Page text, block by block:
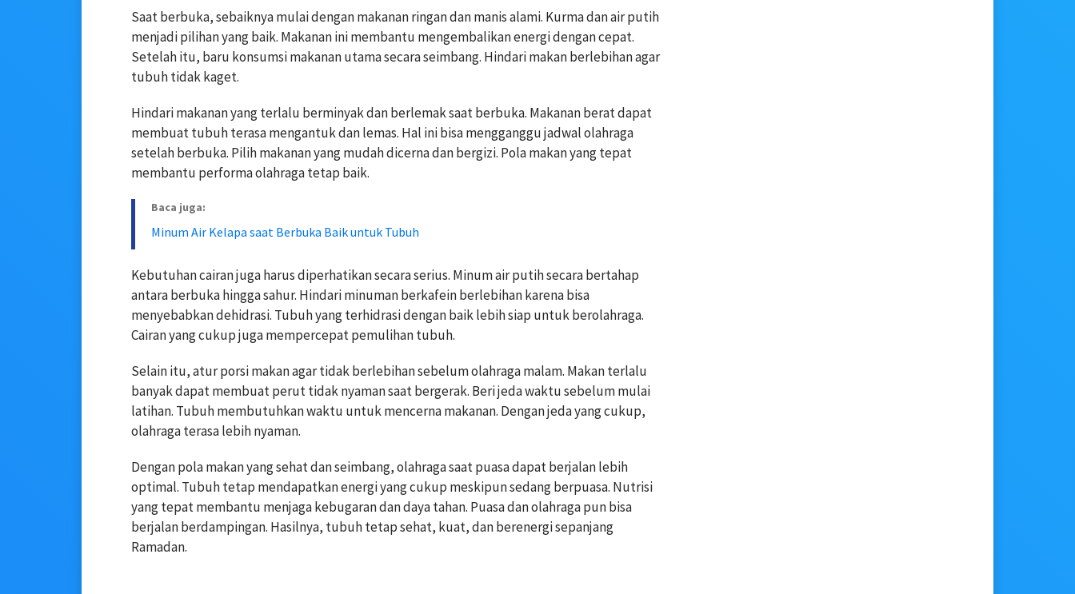
Saat berbuka, sebaiknya mulai dengan makanan ringan dan manis alami. Kurma dan air putih
menjadi pilihan yang baik. Makanan ini membantu mengembalikan energi dengan cepat.
Setelah itu, baru konsumsi makanan utama secara seimbang. Hindari makan berlebihan agar
tubuh tidak kaget.
Hindari makanan yang terlalu berminyak dan berlemak saat berbuka. Makanan berat dapat
membuat tubuh terasa mengantuk dan lemas. Hal ini bisa mengganggu jadwal olahraga
setelah berbuka. Pilih makanan yang mudah dicerna dan bergizi. Pola makan yang tepat
membantu performa olahraga tetap baik.
Baca juga:
Minum Air Kelapa saat Berbuka Baik untuk Tubuh
Kebutuhan cairan juga harus diperhatikan secara serius. Minum air putih secara bertahap
antara berbuka hingga sahur. Hindari minuman berkafein berlebihan karena bisa
menyebabkan dehidrasi. Tubuh yang terhidrasi dengan baik lebih siap untuk berolahraga.
Cairan yang cukup juga mempercepat pemulihan tubuh.
Selain itu, atur porsi makan agar tidak berlebihan sebelum olahraga malam. Makan terlalu
banyak dapat membuat perut tidak nyaman saat bergerak. Beri jeda waktu sebelum mulai
latihan. Tubuh membutuhkan waktu untuk mencerna makanan. Dengan jeda yang cukup,
olahraga terasa lebih nyaman.
Dengan pola makan yang sehat dan seimbang, olahraga saat puasa dapat berjalan lebih
optimal. Tubuh tetap mendapatkan energi yang cukup meskipun sedang berpuasa. Nutrisi
yang tepat membantu menjaga kebugaran dan daya tahan. Puasa dan olahraga pun bisa
berjalan berdampingan. Hasilnya, tubuh tetap sehat, kuat, dan berenergi sepanjang
Ramadan.